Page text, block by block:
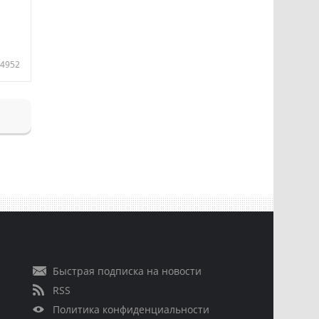
4952
Быстрая подписка на новости
RSS
Политика конфиденциальности